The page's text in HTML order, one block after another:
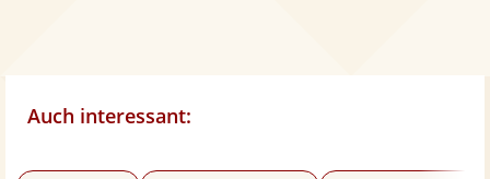
Auch interessant: